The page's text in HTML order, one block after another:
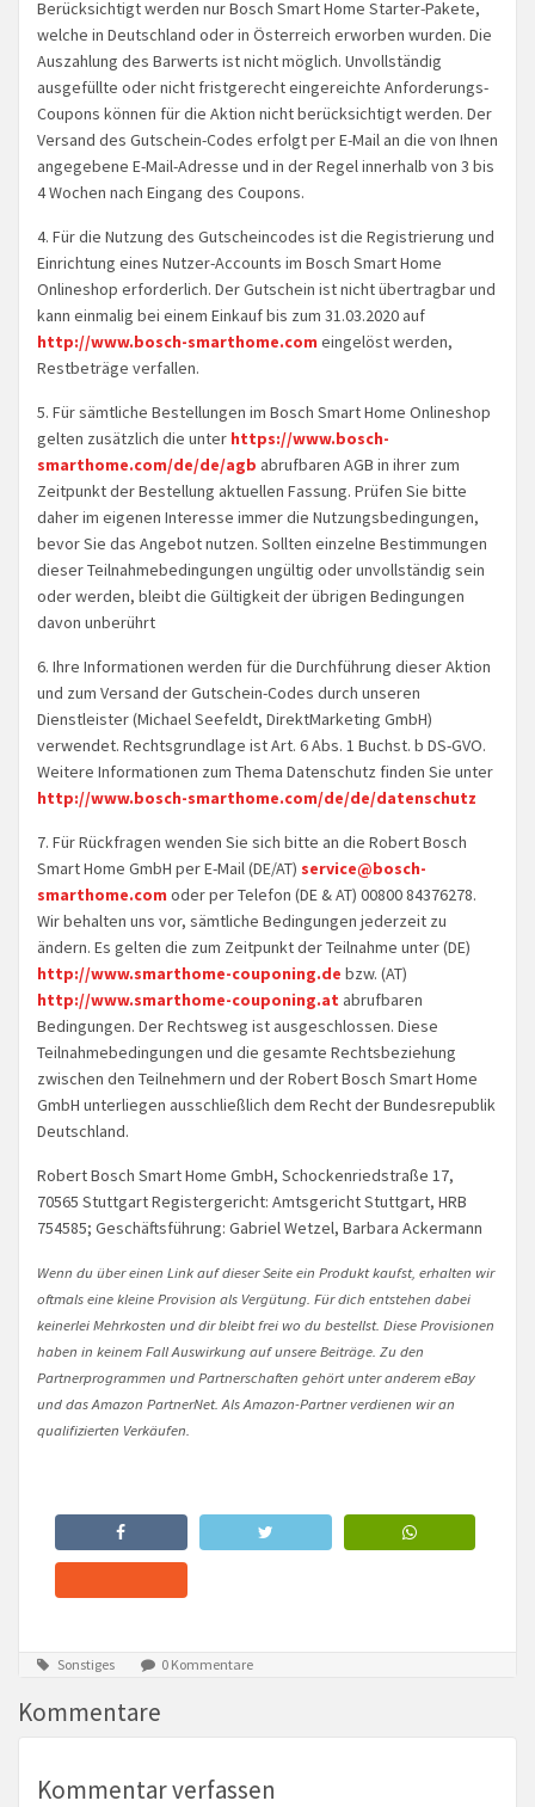
Berücksichtigt werden nur Bosch Smart Home Starter-Pakete,
welche in Deutschland oder in Österreich erworben wurden. Die
Auszahlung des Barwerts ist nicht möglich. Unvollständig
ausgefüllte oder nicht fristgerecht eingereichte Anforderungs-
Coupons können für die Aktion nicht berücksichtigt werden. Der
Versand des Gutschein-Codes erfolgt per E-Mail an die von Ihnen
angegebene E-Mail-Adresse und in der Regel innerhalb von 3 bis
4 Wochen nach Eingang des Coupons.
4. Für die Nutzung des Gutscheincodes ist die Registrierung und
Einrichtung eines Nutzer-Accounts im Bosch Smart Home
Onlineshop erforderlich. Der Gutschein ist nicht übertragbar und
kann einmalig bei einem Einkauf bis zum 31.03.2020 auf
http://www.bosch-smarthome.com eingelöst werden,
Restbeträge verfallen.
5. Für sämtliche Bestellungen im Bosch Smart Home Onlineshop
gelten zusätzlich die unter https://www.bosch-
smarthome.com/de/de/agb abrufbaren AGB in ihrer zum
Zeitpunkt der Bestellung aktuellen Fassung. Prüfen Sie bitte
daher im eigenen Interesse immer die Nutzungsbedingungen,
bevor Sie das Angebot nutzen. Sollten einzelne Bestimmungen
dieser Teilnahmebedingungen ungültig oder unvollständig sein
oder werden, bleibt die Gültigkeit der übrigen Bedingungen
davon unberührt
6. Ihre Informationen werden für die Durchführung dieser Aktion
und zum Versand der Gutschein-Codes durch unseren
Dienstleister (Michael Seefeldt, DirektMarketing GmbH)
verwendet. Rechtsgrundlage ist Art. 6 Abs. 1 Buchst. b DS-GVO.
Weitere Informationen zum Thema Datenschutz finden Sie unter
http://www.bosch-smarthome.com/de/de/datenschutz
7. Für Rückfragen wenden Sie sich bitte an die Robert Bosch
Smart Home GmbH per E-Mail (DE/AT) service@bosch-
smarthome.com oder per Telefon (DE & AT) 00800 84376278.
Wir behalten uns vor, sämtliche Bedingungen jederzeit zu
ändern. Es gelten die zum Zeitpunkt der Teilnahme unter (DE)
http://www.smarthome-couponing.de bzw. (AT)
http://www.smarthome-couponing.at abrufbaren
Bedingungen. Der Rechtsweg ist ausgeschlossen. Diese
Teilnahmebedingungen und die gesamte Rechtsbeziehung
zwischen den Teilnehmern und der Robert Bosch Smart Home
GmbH unterliegen ausschließlich dem Recht der Bundesrepublik
Deutschland.
Robert Bosch Smart Home GmbH, Schockenriedstraße 17,
70565 Stuttgart Registergericht: Amtsgericht Stuttgart, HRB
754585; Geschäftsführung: Gabriel Wetzel, Barbara Ackermann
Wenn du über einen Link auf dieser Seite ein Produkt kaufst, erhalten wir
oftmals eine kleine Provision als Vergütung. Für dich entstehen dabei
keinerlei Mehrkosten und dir bleibt frei wo du bestellst. Diese Provisionen
haben in keinem Fall Auswirkung auf unsere Beiträge. Zu den
Partnerprogrammen und Partnerschaften gehört unter anderem eBay
und das Amazon PartnerNet. Als Amazon-Partner verdienen wir an
qualifizierten Verkäufen.
Sonstiges 0 Kommentare
Kommentare
Kommentar verfassen